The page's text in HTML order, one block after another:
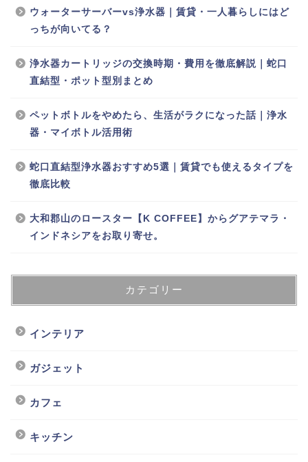
ウォーターサーバーvs浄水器｜賃貸・一人暮らしにはど
っちが向いてる？
浄水器カートリッジの交換時期・費用を徹底解説｜蛇口
直結型・ポット型別まとめ
ペットボトルをやめたら、生活がラクになった話｜浄水
器・マイボトル活用術
蛇口直結型浄水器おすすめ5選｜賃貸でも使えるタイプを
徹底比較
大和郡山のロースター【K COFFEE】からグアテマラ・
インドネシアをお取り寄せ。
カテゴリー
インテリア
ガジェット
カフェ
キッチン